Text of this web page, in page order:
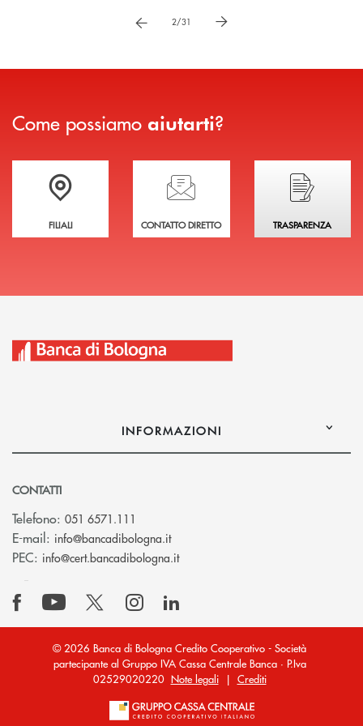
vai a immagne precedente
2/31 vai a immagine successiva
Come possiamo aiutarti?
Trova la filiale più vicina a te
FILIALI
Hai bisogno di assistenza immediata?
CONTATTO DIRETTO
Hai bisogno di
TRASPARENZA
INFORMAZIONI
CONTATTI
Telefono: 051 6571.111
E-mail: info@bancadibologna.it(si apre l’app di posta elettronica)
PEC: info@cert.bancadibologna.it(si apre l’app di posta
© 2026 Banca di Bologna Credito Cooperativo - Società
partecipante al Gruppo IVA Cassa Centrale Banca · P.Iva
02529020220 Note legali| Crediti